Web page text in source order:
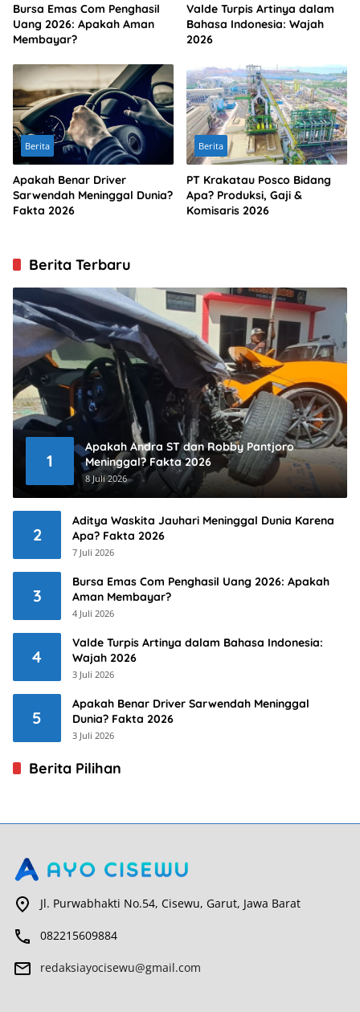
Bursa Emas Com Penghasil
Uang 2026: Apakah Aman
Membayar?
Valde Turpis Artinya dalam
Bahasa Indonesia: Wajah
2026
Berita
Apakah Benar Driver
Sarwendah Meninggal Dunia?
Fakta 2026
Berita
PT Krakatau Posco Bidang
Apa? Produksi, Gaji &
Komisaris 2026
Berita Terbaru
1
Apakah Andra ST dan Robby Pantjoro
Meninggal? Fakta 2026
8 Juli 2026
2
Aditya Waskita Jauhari Meninggal Dunia Karena
Apa? Fakta 2026
7 Juli 2026
3
Bursa Emas Com Penghasil Uang 2026: Apakah
Aman Membayar?
4 Juli 2026
4
Valde Turpis Artinya dalam Bahasa Indonesia:
Wajah 2026
3 Juli 2026
5
Apakah Benar Driver Sarwendah Meninggal
Dunia? Fakta 2026
3 Juli 2026
Berita Pilihan
Jl. Purwabhakti No.54, Cisewu, Garut, Jawa Barat
082215609884
redaksiayocisewu@gmail.com